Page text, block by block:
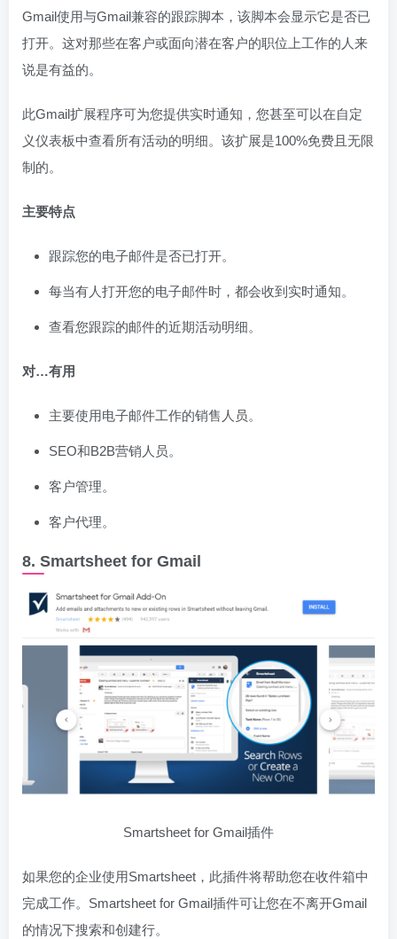
Gmail使用与Gmail兼容的跟踪脚本，该脚本会显示它是否已
打开。这对那些在客户或面向潜在客户的职位上工作的人来
说是有益的。
此Gmail扩展程序可为您提供实时通知，您甚至可以在自定
义仪表板中查看所有活动的明细。该扩展是100%免费且无限
制的。
主要特点
跟踪您的电子邮件是否已打开。
每当有人打开您的电子邮件时，都会收到实时通知。
查看您跟踪的邮件的近期活动明细。
对…有用
主要使用电子邮件工作的销售人员。
SEO和B2B营销人员。
客户管理。
客户代理。
8. Smartsheet for Gmail
Smartsheet for Gmail插件
如果您的企业使用Smartsheet，此插件将帮助您在收件箱中
完成工作。Smartsheet for Gmail插件可让您在不离开Gmail
的情况下搜索和创建行。